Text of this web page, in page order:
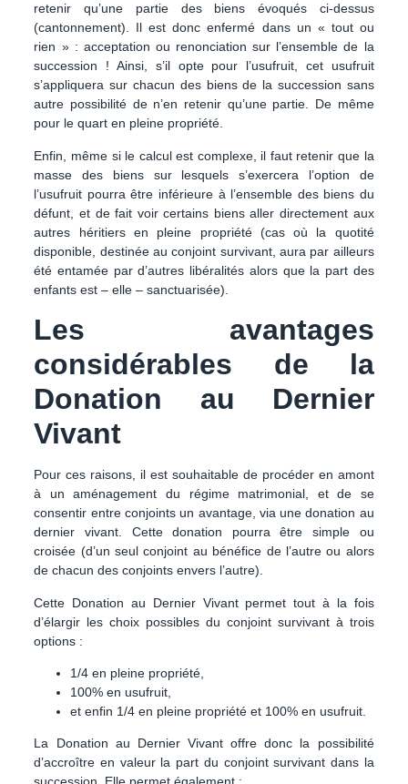
retenir qu’une partie des biens évoqués ci-dessus
(cantonnement). Il est donc enfermé dans un « tout ou
rien » : acceptation ou renonciation sur l’ensemble de la
succession ! Ainsi, s’il opte pour l’usufruit, cet usufruit
s’appliquera sur chacun des biens de la succession sans
autre possibilité de n’en retenir qu’une partie. De même
pour le quart en pleine propriété.
Enfin, même si le calcul est complexe, il faut retenir que la
masse des biens sur lesquels s’exercera l’option de
l’usufruit pourra être inférieure à l’ensemble des biens du
défunt, et de fait voir certains biens aller directement aux
autres héritiers en pleine propriété (cas où la quotité
disponible, destinée au conjoint survivant, aura par ailleurs
été entamée par d’autres libéralités alors que la part des
enfants est – elle – sanctuarisée).
Les avantages
considérables de la
Donation au Dernier
Vivant
Pour ces raisons, il est souhaitable de procéder en amont
à un aménagement du régime matrimonial, et de se
consentir entre conjoints un avantage, via une donation au
dernier vivant. Cette donation pourra être simple ou
croisée (d’un seul conjoint au bénéfice de l’autre ou alors
de chacun des conjoints envers l’autre).
Cette Donation au Dernier Vivant permet tout à la fois
d’élargir les choix possibles du conjoint survivant à trois
options :
1/4 en pleine propriété,
100% en usufruit,
et enfin 1/4 en pleine propriété et 100% en usufruit.
La Donation au Dernier Vivant offre donc la possibilité
d’accroître en valeur la part du conjoint survivant dans la